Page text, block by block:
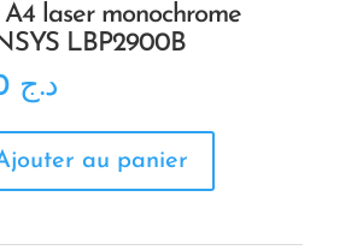
laser monochrome
LBP2900B
د.ج 42.800,00
au panier